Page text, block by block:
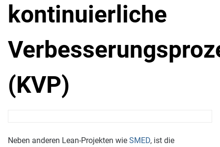
kontinuierliche
(KVP)
Neben anderen Lean-Projekten wie SMED, ist die